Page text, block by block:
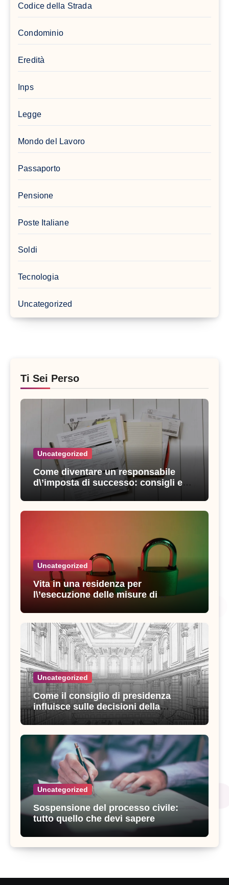
Codice della Strada
Condominio
Eredità
Inps
Legge
Mondo del Lavoro
Passaporto
Pensione
Poste Italiane
Soldi
Tecnologia
Uncategorized
Ti Sei Perso
Uncategorized
Come diventare un responsabile
d\’imposta di successo: consigli e
strategie vincenti
Uncategorized
Vita in una residenza per
l\’esecuzione delle misure di
Uncategorized
Come il consiglio di presidenza
influisce sulle decisioni della
giustizia amministrativa
Uncategorized
Sospensione del processo civile:
tutto quello che devi sapere